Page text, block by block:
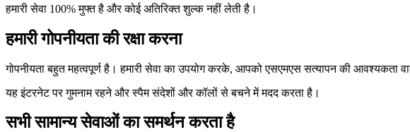
हमारी सेवा 100% मुफ्त है और कोई अतिरिक्त शुल्क नहीं लेती है।
हमारी गोपनीयता की रक्षा करना
गोपनीयता बहुत महत्वपूर्ण है। हमारी सेवा का उपयोग करके, आपको एसएमएस सत्यापन की आवश्यकता
यह इंटरनेट पर गुमनाम रहने और स्पैम संदेशों और कॉलों से बचने में मदद करता है।
सभी सामान्य सेवाओं का समर्थन करता है